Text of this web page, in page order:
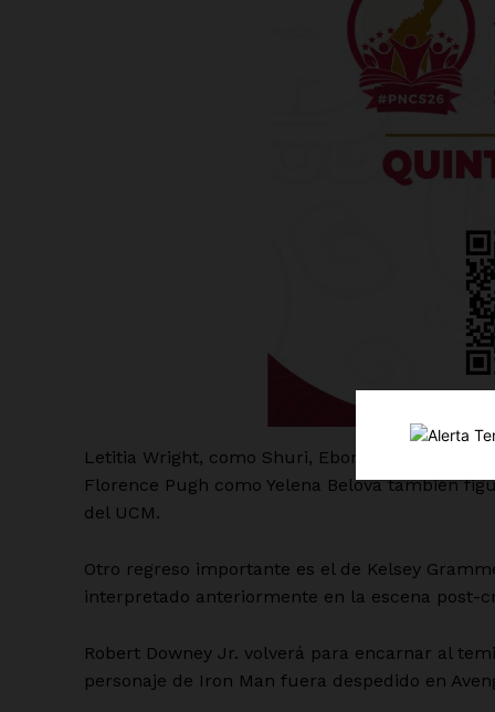
Del
Letitia Wright, como Shuri, Ebon Moss-
Florence Pugh como Yelena Belova también
del UCM.
Otro regreso importante es el de Kelsey
interpretado anteriormente en la escena post-
Robert Downey Jr. volverá para encarnar al
personaje de Iron Man fuera despedido en